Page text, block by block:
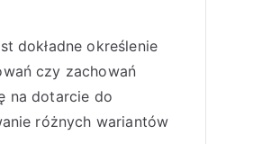
dokładne określenie
czy zachowań
na dotarcie do
różnych wariantów